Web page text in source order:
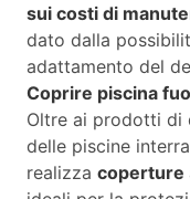
sui costi di
dato dalla
adattamento del
Coprire piscina
Oltre ai prodotti di
delle piscine
realizza coperture